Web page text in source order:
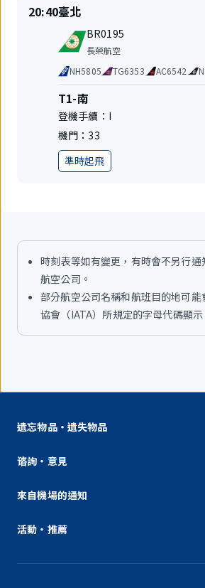
準
時
20:40目
的
地
臺北
航
班
號
BR0195
航
公
司
長榮航空
代
碼
共
享
航
班
NH5805 TG6353 AC6542
航
站
樓
T1-南
登機手續： I
機門：33
地準時起飛
時刻表等如有變更，有時會不另行
航空公司。
部分航空公司名稱和航班目的地可
協會（IATA）所規定的字母代碼顯示
遺忘物品・遺失物品
谘詢・意見
來自機場的通知
活動・推薦